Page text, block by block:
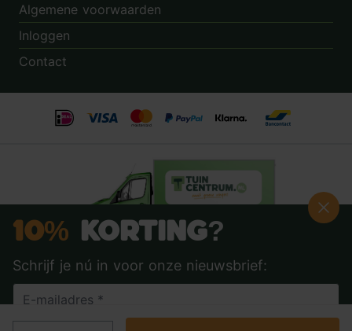
Algemene voorwaarden
Inloggen
Contact
Beoordeling:8.9door3.862klanten
© 2014 - 2026 - Tuincentrum.nl B.V.
info@tuincentrum.nl·085 40 16 555
10% Korting?
Schrijf je nú in voor onze nieuwsbrief: